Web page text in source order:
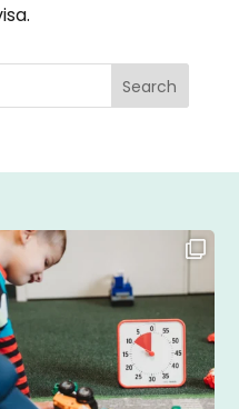
Search